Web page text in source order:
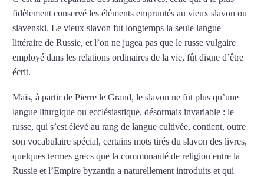
fidèlement conservé les éléments empruntés au vieux slavon ou
slavenski. Le vieux slavon fut longtemps la seule langue
littéraire de Russie, et l’on ne jugea pas que le russe vulgaire
employé dans les relations ordinaires de la vie, fût digne d’être
écrit.
Mais, à partir de Pierre le Grand, le slavon ne fut plus qu’une
langue liturgique ou ecclésiastique, désormais invariable : le
russe, qui s’est élevé au rang de langue cultivée, contient, outre
son vocabulaire spécial, certains mots tirés du slavon des livres,
quelques termes grecs que la communauté de religion entre la
Russie et l’Empire byzantin a naturellement introduits et qui